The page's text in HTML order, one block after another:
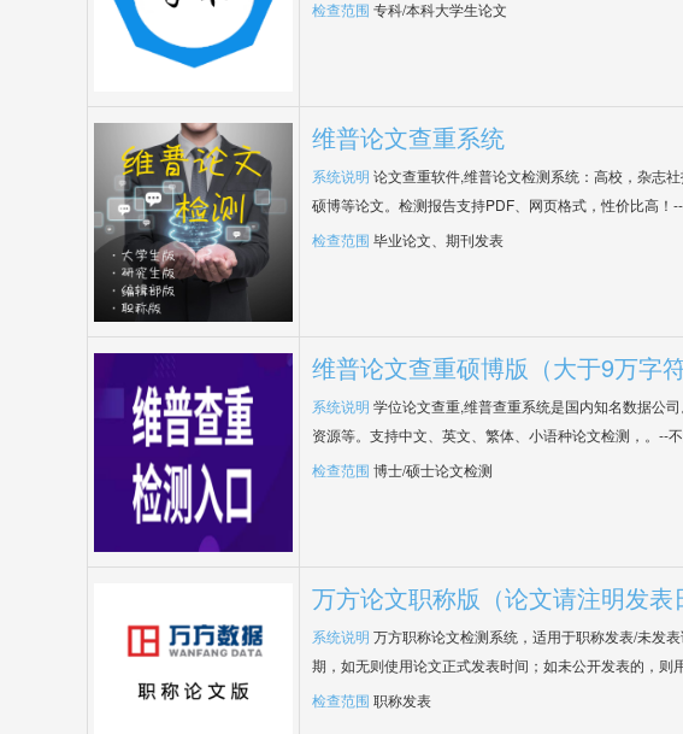
检查范围 专科/本科大学生论文
维普论文查重系统
系统说明 论文查重软件,维普论文检测系统：高校，杂志
硕博等论文。检测报告支持PDF、网页格式，性价比高！
检查范围 毕业论文、期刊发表
维普论文查重硕博版（大于9万字符
系统说明 学位论文查重,维普查重系统是国内知名数据公
资源等。支持中文、英文、繁体、小语种论文检测，。--
检查范围 博士/硕士论文检测
万方论文职称版（论文请注明发表
系统说明 万方职称论文检测系统，适用于职称发表/未发
期，如无则使用论文正式发表时间；如未公开发表的，则
检查范围 职称发表